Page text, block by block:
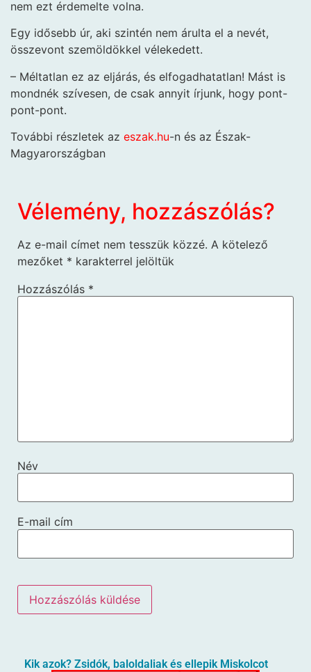
nem ezt érdemelte volna.
Egy idősebb úr, aki szintén nem árulta el a nevét,
összevont szemöldökkel vélekedett.
– Méltatlan ez az eljárás, és elfogadhatatlan! Mást is
mondnék szívesen, de csak annyit írjunk, hogy pont-
pont-pont.
További részletek az eszak.hu-n és az Észak-
Magyarországban
Vélemény, hozzászólás?
Az e-mail címet nem tesszük közzé. A kötelező
mezőket * karakterrel jelöltük
Hozzászólás *
Név
E-mail cím
Kik azok? Zsidók, baloldaliak és ellepik Miskolcot